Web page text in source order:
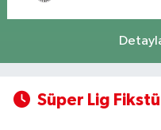
Süper Lig